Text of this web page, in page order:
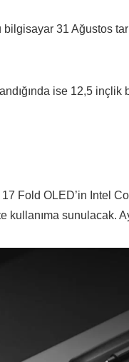
31 Ağustos
ise 12,5 inçlik
Fold OLED’in Intel
kullanıma sunulacak.